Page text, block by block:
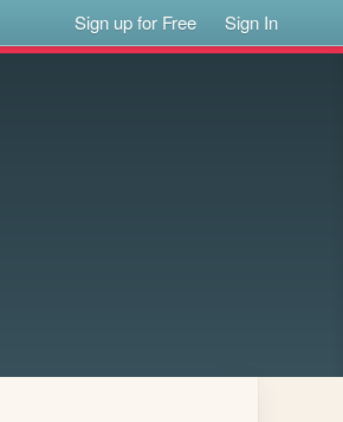
Sign up for Free Sign In